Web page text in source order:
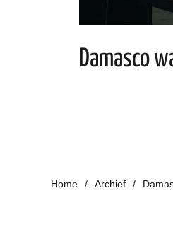
Damasco
Home Archief